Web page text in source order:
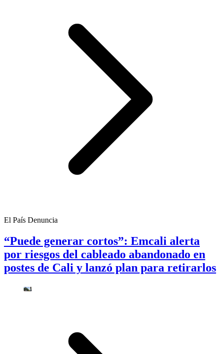
El País Denuncia
“Puede generar cortos”: Emcali alerta
por riesgos del cableado abandonado en
postes de Cali y lanzó plan para retirarlos